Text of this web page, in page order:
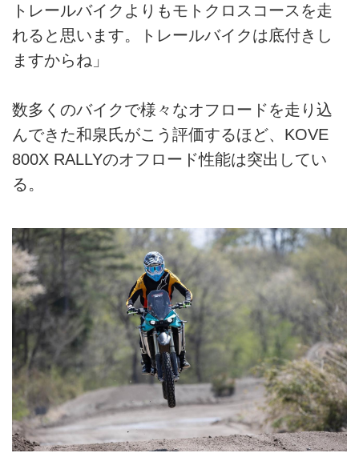
トレールバイクよりもモトクロスコースを走
れると思います。トレールバイクは底付きし
ますからね」
数多くのバイクで様々なオフロードを走り込
んできた和泉氏がこう評価するほど、KOVE
800X RALLYのオフロード性能は突出してい
る。